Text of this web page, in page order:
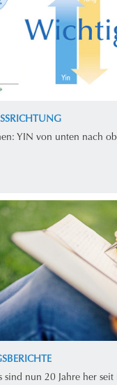
YIN von unten nach
sind nun 20 Jahre her